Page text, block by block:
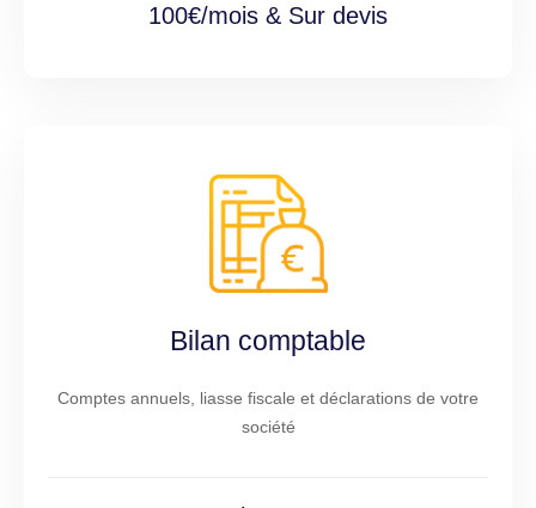
100€/mois & Sur devis
Bilan comptable
Comptes annuels, liasse fiscale et déclarations de votre
société